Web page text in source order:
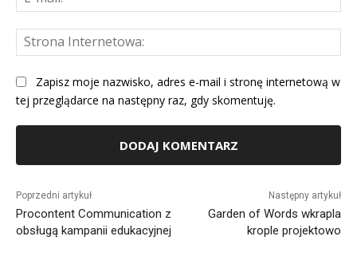
Zapisz moje nazwisko, adres e-mail i stronę internetową w
tej przeglądarce na następny raz, gdy skomentuję.
Poprzedni artykuł
Procontent Communication z
obsługą kampanii edukacyjnej
Następny artykuł
Garden of Words wkrapla
krople projektowo